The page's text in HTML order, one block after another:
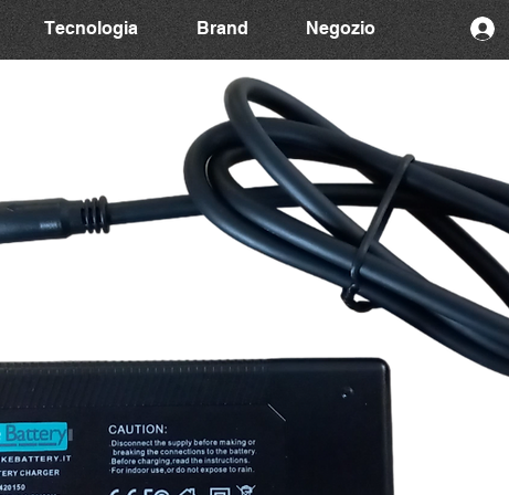
Tecnologia Brand Negozio